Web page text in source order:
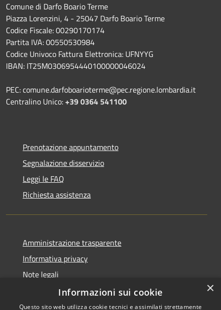
Comune di Darfo Boario Terme
Piazza Lorenzini, 4 - 25047 Darfo Boario Terme
Codice Fiscale: 00290170174
Partita IVA: 00550530984
Codice Univoco Fattura Elettronica: UFNYYG
IBAN: IT25M0306954440100000046024
PEC: comune.darfoboarioterme@pec.regione.lombardia.it
Centralino Unico:+39 0364 541100
Prenotazione appuntamento
Segnalazione disservizio
Leggi le FAQ
Richiesta assistenza
Amministrazione trasparente
Informativa privacy
Note legali
Dichiarazione di accessibilità
×
Informazioni sui cookie
Questo sito web utilizza cookie tecnici e assimilati strettamente